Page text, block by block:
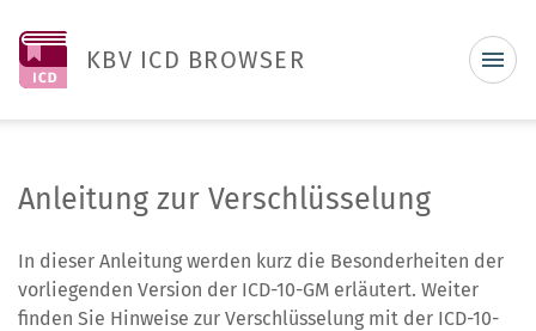
KBV ICD BROWSER
Anleitung zur Verschlüsselung
In dieser Anleitung werden kurz die Besonderheiten der
vorliegenden Version der ICD-10-GM erläutert. Weiter
finden Sie Hinweise zur Verschlüsselung mit der ICD-10-